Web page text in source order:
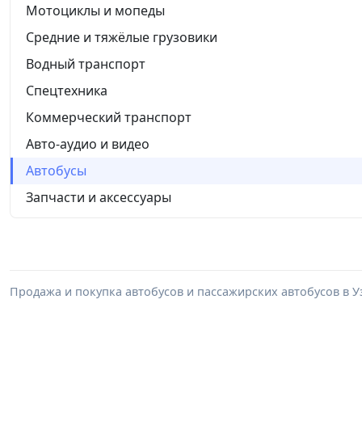
Мотоциклы и мопеды
Средние и тяжёлые грузовики
Водный транспорт
Спецтехника
Коммерческий транспорт
Авто-аудио и видео
Автобусы
Запчасти и аксессуары
Продажа и покупка автобусов и пассажирских автобусов в